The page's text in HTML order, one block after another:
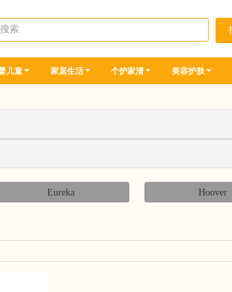
儿童 家居生活 个护家清 美容护肤
Eureka Hoover